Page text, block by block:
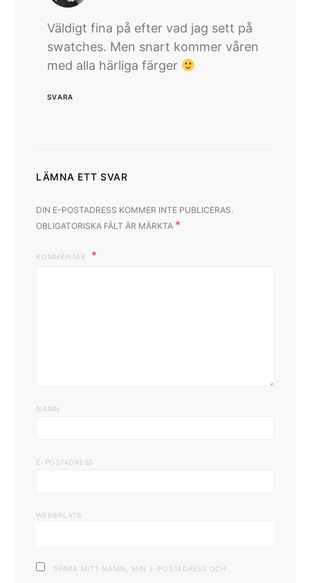
Väldigt fina på efter vad jag sett på
swatches. Men snart kommer våren
med alla härliga färger
SVARA
LÄMNA ETT SVAR
DIN E-POSTADRESS KOMMER INTE PUBLICERAS.
OBLIGATORISKA FÄLT ÄR MÄRKTA *
KOMMENTAR
NAMN
E-POSTADRESS
WEBBPLATS
SPARA MITT NAMN, MIN E-POSTADRESS OCH